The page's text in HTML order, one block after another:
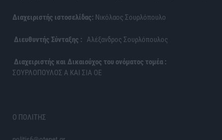
Διαχειριστής ιστοσελίδας: Νικόλαος Σουρλόπουλο
Διευθυντής Σύνταξης : Αλέξανδρος Σουρλόπουλος
Διαχειριστής και Δικαιούχος του ονόματος τομέα :
ΣΟΥΡΛΟΠΟΥΛΟΣ Α ΚΑΙ ΣΙΑ ΟΕ
Ο ΠΟΛΙΤΗΣ